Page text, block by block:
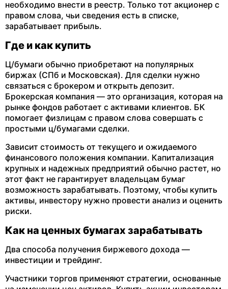
необходимо внести в реестр. Только тот акционер с
правом слова, чьи сведения есть в списке,
зарабатывает прибыль.
Где и как купить
Ц/бумаги обычно приобретают на популярных
биржах (СПб и Московская). Для сделки нужно
связаться с брокером и открыть депозит.
Брокерская компания — это организация, которая на
рынке фондов работает с активами клиентов. БК
помогает физлицам с правом слова совершать с
простыми ц/бумагами сделки.
Зависит стоимость от текущего и ожидаемого
финансового положения компании. Капитализация
крупных и надежных предприятий обычно растет, но
этот факт не гарантирует владельцам бумаг
возможность зарабатывать. Поэтому, чтобы купить
активы, инвестору нужно провести анализ и оценить
риски.
Как на ценных бумагах зарабатывать
Два способа получения биржевого дохода —
инвестиции и трейдинг.
Участники торгов применяют стратегии, основанные